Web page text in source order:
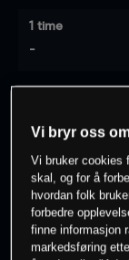
1 time
-
-
0% av
Vi bryr oss
Vi bruker cookies
skal, og for å
hvordan folk
forbedre
finne informasjon
markedsføring